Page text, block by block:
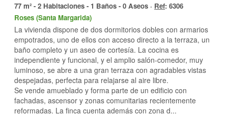
77 m² - 2 Habitaciones - 1 Baños - 0 Aseos · Ref: 6306
Roses (Santa Margarida)
La vivienda dispone de dos dormitorios dobles con armarios
empotrados, uno de ellos con acceso directo a la terraza, un
baño completo y un aseo de cortesía. La cocina es
independiente y funcional, y el amplio salón-comedor, muy
luminoso, se abre a una gran terraza con agradables vistas
despejadas, perfecta para relajarse al aire libre.
Se vende amueblado y forma parte de un edificio con
fachadas, ascensor y zonas comunitarias recientemente
reformadas. La finca cuenta además con zona d...